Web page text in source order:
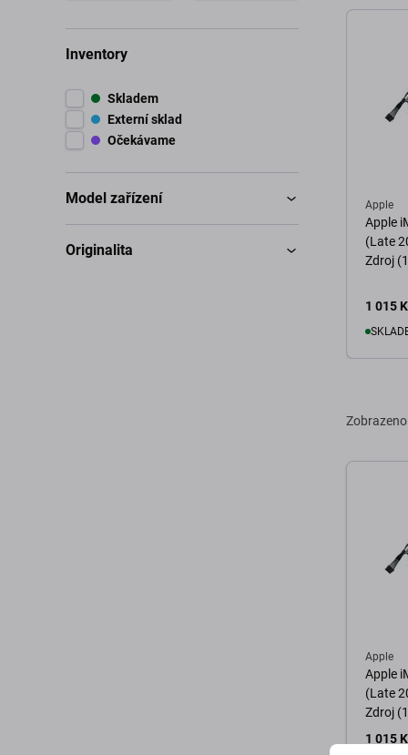
Inventory
Skladem
Externí sklad
Očekávame
Model zařízení
Originalita
Apple
Apple
(Late
Zdroj
1 015
Zobrazeno
Apple
Apple
(Late
Zdroj
1 015